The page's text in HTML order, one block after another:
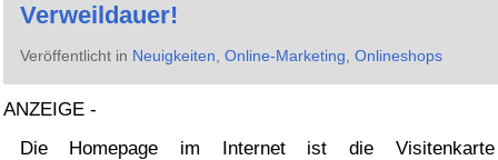
Verweildauer!
Veröffentlicht in Neuigkeiten Online-Marketing Onlineshops
ANZEIGE -
Die Homepage im Internet ist die